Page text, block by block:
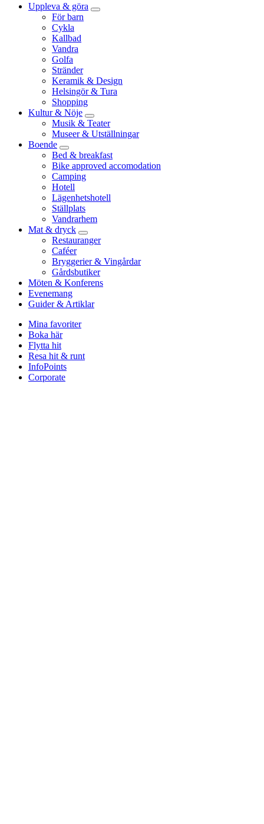
Uppleva & göra
För barn
Cykla
Kallbad
Vandra
Golfa
Stränder
Keramik & Design
Helsingör & Tura
Shopping
Kultur & Nöje
Musik & Teater
Museer & Utställningar
Boende
Bed & breakfast
Bike approved accomodation
Camping
Hotell
Lägenhetshotell
Ställplats
Vandrarhem
Mat & dryck
Restauranger
Caféer
Bryggerier & Vingårdar
Gårdsbutiker
Möten & Konferens
Evenemang
Guider & Artiklar
Mina favoriter
Boka här
Flytta hit
Resa hit & runt
InfoPoints
Corporate